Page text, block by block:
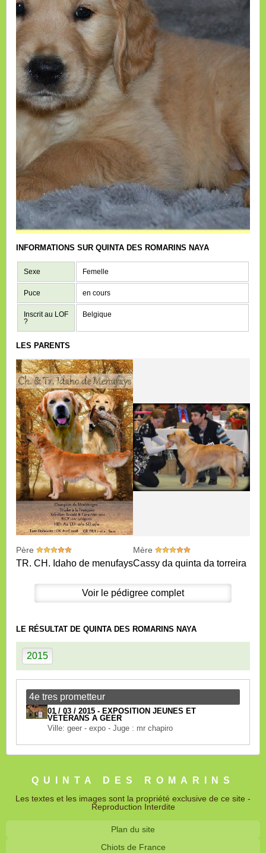
INFORMATIONS SUR QUINTA DES ROMARINS NAYA
Sexe Femelle
Puce en cours
Inscrit au LOF
?
Belgique
LES PARENTS
Père
TR. CH. Idaho de menufays
Mère
Cassy da quinta da torreira
Voir le pédigree complet
LE RÉSULTAT DE QUINTA DES ROMARINS NAYA
2015
4e tres prometteur
01 / 03 / 2015 - EXPOSITION JEUNES ET
VÉTÉRANS A GEER
Ville: geer - expo - Juge : mr chapiro
QUINTA DES ROMARINS
Les textes et les images sont la propriété exclusive de ce site -
Reproduction Interdite
Plan du site
Chiots de France